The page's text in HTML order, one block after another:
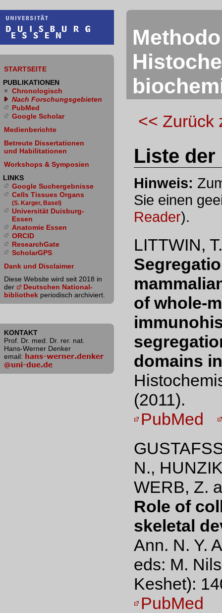
STARTSEITE
PUBLIKATIONEN
Chronologisch
Nach Forschungsgebieten
PubMed
Google Scholar
Medienberichte
Betreute Dissertationen
und Habilitationen
Workshops & Symposien
LINKS
Google Suchergebnisse
Cells Tissues Organs
(S. Karger, Basel)
Universität Duisburg-
Essen
Anatomie Essen
ORCID
ResearchGate
ScholarGPS
Dank und Disclaimer
Diese Website wird seit 2018 in
der
Deutschen National­
bibliothek periodisch archiviert.
KONTAKT
Prof. Dr. med. Dr. rer. nat.
Hans-Werner Denker
email:
<< Zurück
Liste
Hinweis:
Sie einen
Reader).
LITTWIN,
of whole-
domains
(2011).
PubMed
N.,
WERB, Z.
Role of
skeletal
Ann. N. Y.
eds: M.
Keshet):
PubMed